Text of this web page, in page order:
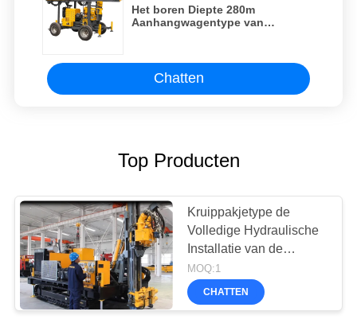
Het boren Diepte 280m
Aanhangwagentype van
Chatten
Top Producten
Kruippakjetype de
Volledige Hydraulische
Installatie van de
Kernboring SD1000
MOQ:1
CHATTEN